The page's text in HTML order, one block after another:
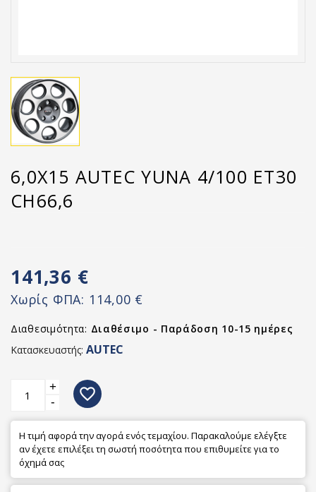
6,0X15 AUTEC YUNA 4/100 ET30
CH66,6
141,36 €
Χωρίς ΦΠΑ: 114,00 €
Διαθεσιμότητα: Διαθέσιμο - Παράδοση 10-15 ημέρες
Κατασκευαστής: AUTEC
+
-
favorite_border
Η τιμή αφορά την αγορά ενός τεμαχίου. Παρακαλούμε ελέγξτε
αν έχετε επιλέξει τη σωστή ποσότητα που επιθυμείτε για το
όχημά σας